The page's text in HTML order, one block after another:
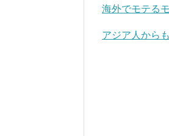
海外でモテる
アジア人から